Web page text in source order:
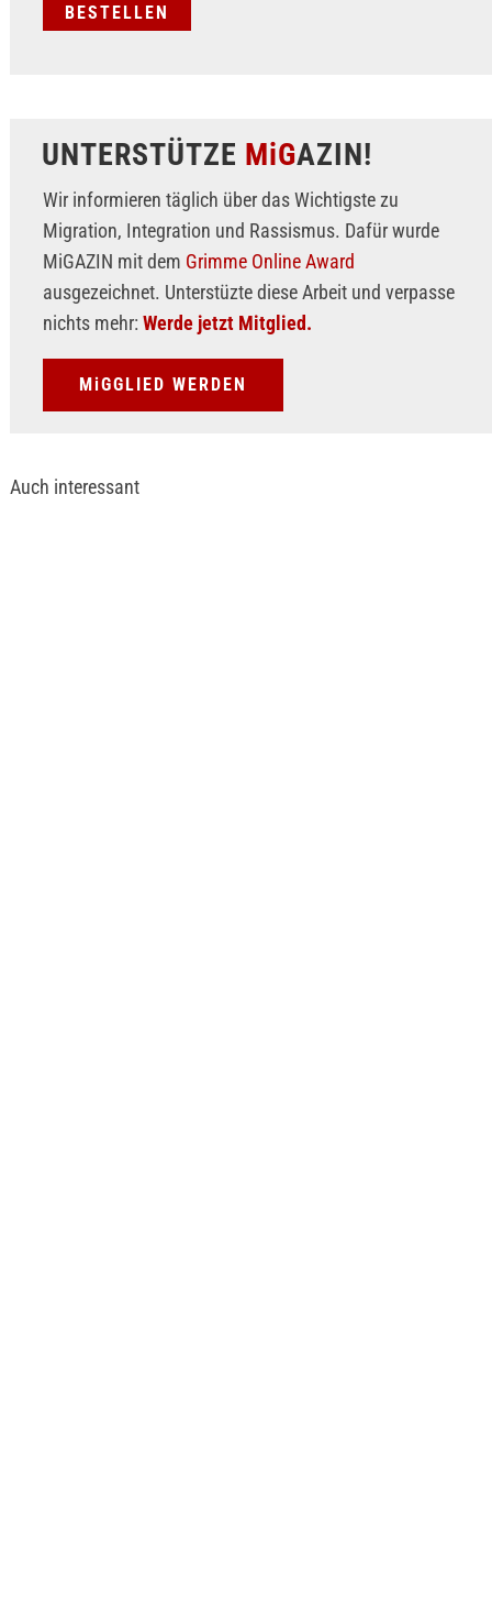
UNTERSTÜTZE MiGAZIN!
Wir informieren täglich über das Wichtigste zu
Migration, Integration und Rassismus. Dafür wurde
MiGAZIN mit dem Grimme Online Award
ausgezeichnet. Unterstüzte diese Arbeit und verpasse
nichts mehr: Werde jetzt Mitglied.
MiGGLIED WERDEN
Auch interessant